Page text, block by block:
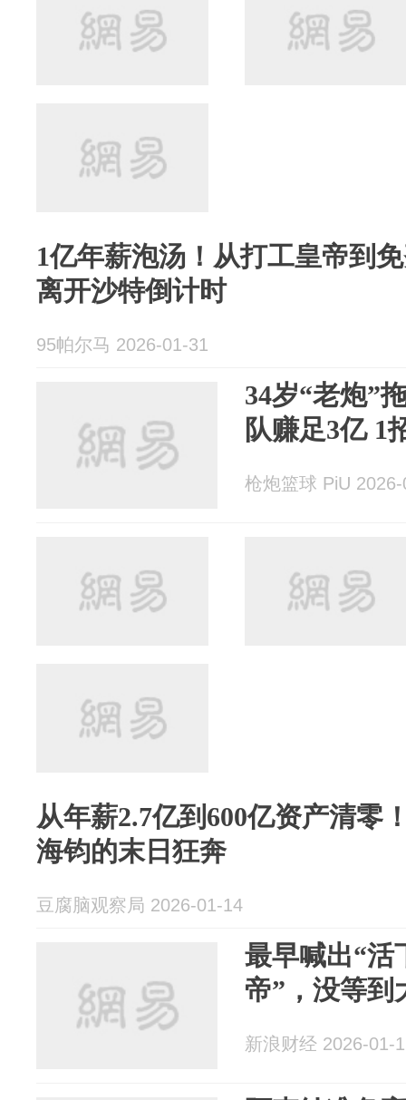
1亿年薪泡汤！从打工皇帝到
离开沙特倒计时
95帕尔马 2026-01-31
34岁“老炮”
队赚足3亿 1
枪炮篮球 PiU
从年薪2.7亿到600亿资产清零
海钧的末日狂奔
豆腐脑观察局 2026-01-14
最早喊出“活
帝”，没等到
新浪财经 2026-01-